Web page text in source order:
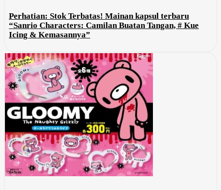
Perhatian: Stok Terbatas! Mainan kapsul terbaru
“Sanrio Characters: Camilan Buatan Tangan, # Kue
Icing & Kemasannya”